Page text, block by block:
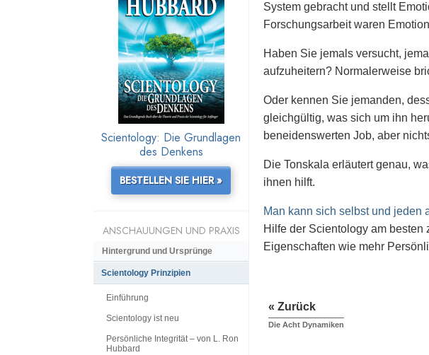
System gebracht und stellt
Forschungsarbeit waren
Haben Sie jemals versucht,
aufzuheitern? Normalerweise
Oder kennen Sie jemanden,
gleichgültig, was sich um ihn
beneidenswerten Job, aber
Die Tonskala erläutert genau,
ihnen hilft.
Man kann sich selbst und jeden
Hilfe der Scientology am
Eigenschaften wie mehr
« Zurück
Die Acht Dynamiken
Scientology: Die Grundlagen
des Denkens
BESTELLEN SIE HIER »
ANSCHAUUNGEN UND PRAXIS
Hintergrund und Ursprünge
Scientology Prinzipien
Einführung
Scientology ist neu
Persönliche Integrität – von L. Ron
Hubbard